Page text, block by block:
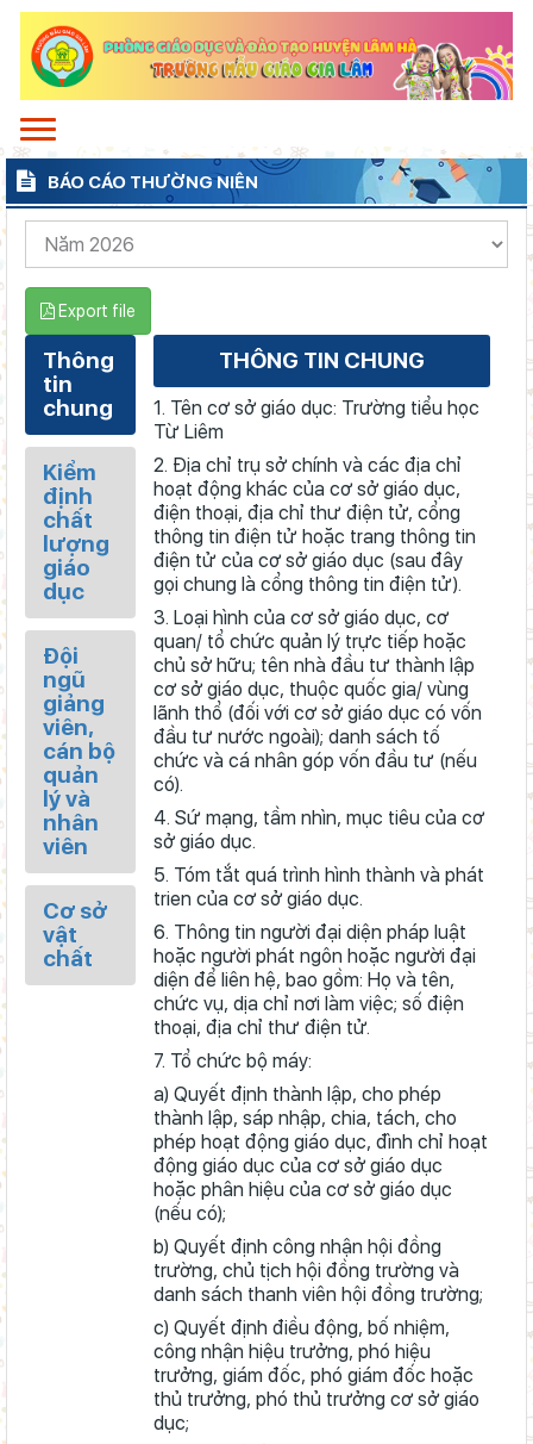
BÁO CÁO THƯỜNG NIÊN
Export file
Thông
tin
chung
Kiểm
định
chất
lượng
giáo
dục
Đội
ngũ
giảng
viên,
cán bộ
quản
lý và
nhân
viên
Cơ sở
vật
chất
THÔNG TIN CHUNG
1. Tên cơ sở giáo dục: Trường tiểu học
Từ Liêm
2. Địa chỉ trụ sở chính và các địa chỉ
hoạt động khác của cơ sở giáo dục,
điện thoại, địa chỉ thư điện tử, cổng
thông tin điện tử hoặc trang thông tin
điện tử của cơ sở giáo dục (sau đây
gọi chung là cổng thông tin điện tử).
3. Loại hình của cơ sở giáo dục, cơ
quan/ tổ chức quản lý trực tiếp hoặc
chủ sở hữu; tên nhà đầu tư thành lập
cơ sở giáo dục, thuộc quốc gia/ vùng
lãnh thổ (đối với cơ sở giáo dục có vốn
đầu tư nước ngoài); danh sách tố
chức và cá nhân góp vốn đầu tư (nếu
có).
4. Sứ mạng, tầm nhìn, mục tiêu của cơ
sở giáo dục.
5. Tóm tắt quá trình hình thành và phát
trien của cơ sở giáo dục.
6. Thông tin người đại diện pháp luật
hoặc người phát ngôn hoặc người đại
diện để liên hệ, bao gồm: Họ và tên,
chức vụ, dịa chỉ nơi làm việc; số điện
thoại, địa chỉ thư điện tử.
7. Tổ chức bộ máy:
a) Quyết định thành lập, cho phép
thành lập, sáp nhập, chia, tách, cho
phép hoạt động giáo dục, đình chỉ hoạt
động giáo dục của cơ sở giáo dục
hoặc phân hiệu của cơ sở giáo dục
(nếu có);
b) Quyết định công nhận hội đồng
trường, chủ tịch hội đồng trường và
danh sách thanh viên hội đồng trường;
c) Quyết định điều động, bố nhiệm,
công nhận hiệu trưởng, phó hiệu
trưởng, giám đốc, phó giám đốc hoặc
thủ trưởng, phó thủ trưởng cơ sở giáo
dục;